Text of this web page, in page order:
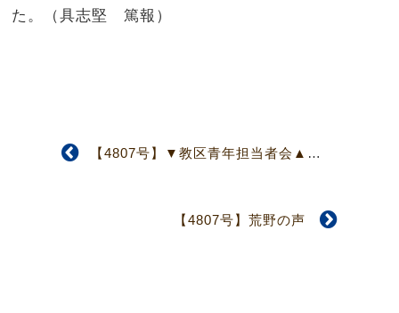
た。（具志堅 篤報）
【4807号】▼教区青年担当者会▲ 教団に青年担当部門の設置を
【4807号】荒野の声